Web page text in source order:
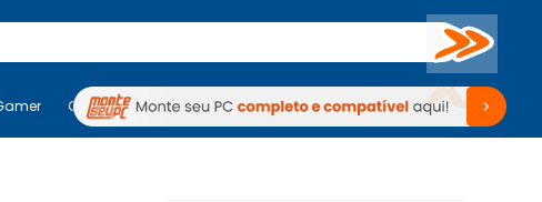
Buscar
PC Gamer Computadores Periféricos TV Venda no KaBuM!
Computadores Periféricos TV Venda no KaBuM!